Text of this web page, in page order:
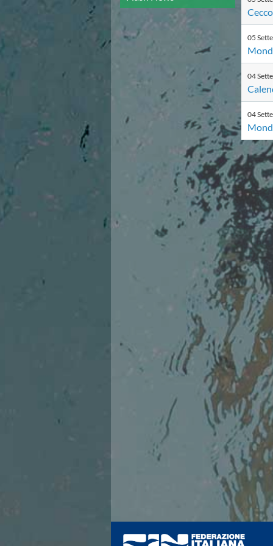
Campionato A2 Maschile
Campionato A2 Femminile
Campionato B Maschile
Storico Campionati 2003-2017
Trofei delle Regioni
CoMeN Cup
Waterpolo Channel
Eventi
Norme e documenti
Risultati e Classifiche
Flash News
Artistico
Grand Prix
Norme e documenti
Risultati e Classifiche
Flash News
Salvamento
Flash News
Master
05
04
04